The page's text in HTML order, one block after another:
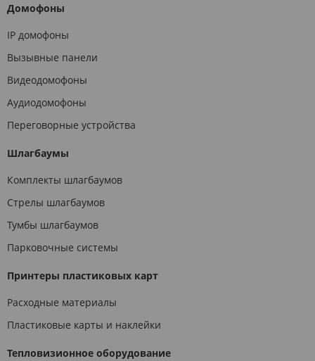
Домофоны
IP домофоны
Вызывные панели
Видеодомофоны
Аудиодомофоны
Переговорные устройства
Шлагбаумы
Комплекты шлагбаумов
Стрелы шлагбаумов
Тумбы шлагбаумов
Парковочные системы
Принтеры пластиковых карт
Расходные материалы
Пластиковые карты и наклейки
Тепловизионное оборудование